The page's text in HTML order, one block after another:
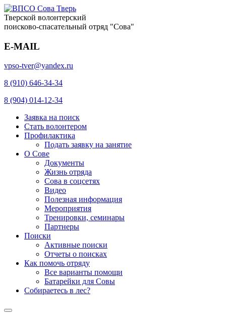
Тверской волонтерский
поисково-спасательный отряд "Сова"
E-MAIL
vpso-tver@yandex.ru
8 (910) 646-34-34
8 (904) 014-12-34
Заявка на поиск
Стать волонтером
Профилактика
Подать заявку на занятие
О Сове
Документы
Жизнь отряда
Сова в соцсетях
Видео
Полезная информация
Мероприятия
Тренировки, семинары
Партнеры
Поиски
Активные поиски
Отчеты о поисках
Как помочь отряду
Все варианты помощи
Батарейки для Совы
Собираетесь в лес?